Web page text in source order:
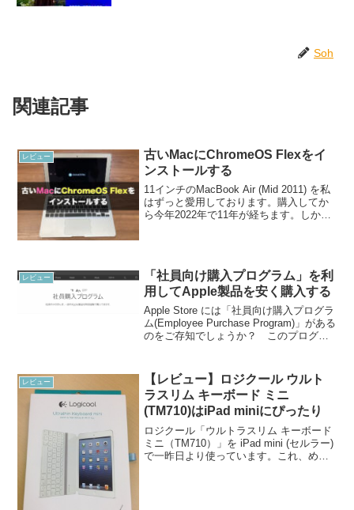
Soh
関連記事
レビュー
古いMacにChromeOS Flexをイ
ンストールする
11インチのMacBook Air (Mid 2011) を私
はずっと愛用しております。購入してか
ら今年2022年で11年が経ちます。しか
レビュー
「社員向け購入プログラム」を利
用してApple製品を安く購入する
Apple Store には「社員向け購入プログラ
ム(Employee Purchase Program)」がある
のをご存知でしょうか？ このプログラ
待価格で購入...
レビュー
【レビュー】ロジクール ウルト
ラスリム キーボード ミニ
(TM710)はiPad miniにぴったり
ロジクール「ウルトラスリム キーボード
ミニ（TM710）」を iPad mini (セルラー)
で一昨日より使っています。これ、めち